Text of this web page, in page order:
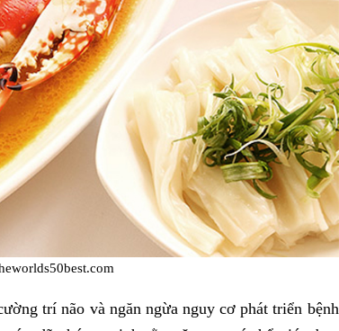
trí não và ngăn ngừa nguy cơ phát triển bệnh